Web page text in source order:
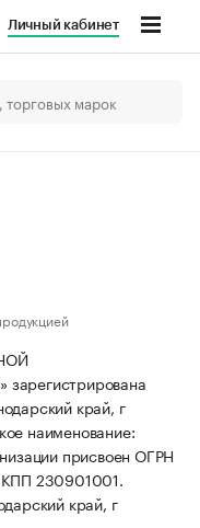
Личный кабинет
край, г
наименование:
присвоен ОГРН
230901001.
край, г